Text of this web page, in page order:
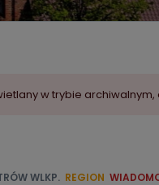
w trybie
WLKP. REGION